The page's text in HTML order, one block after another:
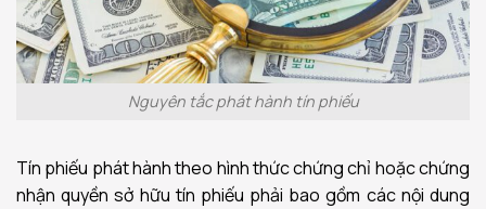
Nguyên tắc phát hành tín phiếu
Tín phiếu phát hành theo hình thức chứng chỉ hoặc chứng
nhận quyền sở hữu tín phiếu phải bao gồm các nội dung